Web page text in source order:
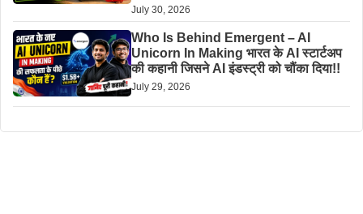
July 30, 2026
Who Is Behind Emergent – AI
Unicorn In Making भारत के AI स्टार्टअप
की कहानी जिसने AI इंडस्ट्री को चौंका दिया!!
July 29, 2026